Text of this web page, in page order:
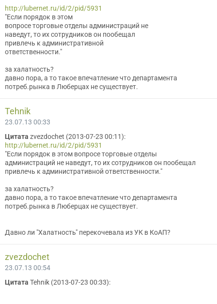
http://lubernet.ru/id/2/pid/5931
"Если порядок в этом
вопросе торговые отделы администраций не
наведут, то их сотрудников он пообещал
привлечь к административной
ответственности."
за халатность?
давно пора, а то такое впечатление что департамента
потреб.рынка в Люберцах не существует.
Tehnik
23.07.13 00:33
Цитата zvezdochet (2013-07-23 00:11):
http://lubernet.ru/id/2/pid/5931
"Если порядок в этом вопросе торговые отделы
администраций не наведут, то их сотрудников он пообещал
привлечь к административной ответственности."
за халатность?
давно пора, а то такое впечатление что департамента
потреб.рынка в Люберцах не существует.
Давно ли "Халатность" перекочевала из УК в КоАП?
zvezdochet
23.07.13 00:54
Цитата Tehnik (2013-07-23 00:33):